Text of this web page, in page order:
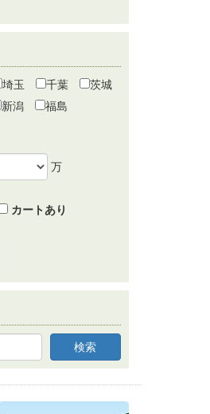
埼玉 千葉
茨城
新潟 福島
万
カートあり